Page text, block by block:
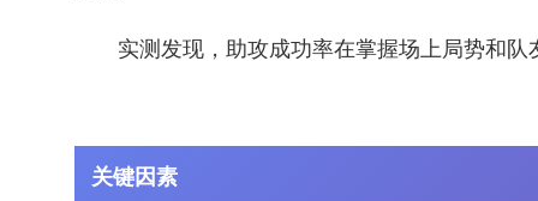
实测发现，助攻成功率在掌握场上局势和
关键因素